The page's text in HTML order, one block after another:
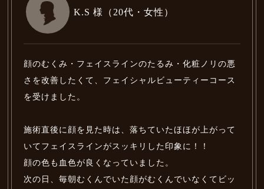
K.S 様（20代・女性）
顔のむくみ・フェイスラインのたるみ・化粧ノリの悪
さを改善したくて、フェイシャルビューティーコース
を受けました。
施術直後に顔を見た時は、落ちていたほほが上がって
いてフェイスラインがスッキリした印象に！！
顔の色も血色が良くなっていました。
次の日、毎朝むくんでいた顔がむくんでいなくてビッ